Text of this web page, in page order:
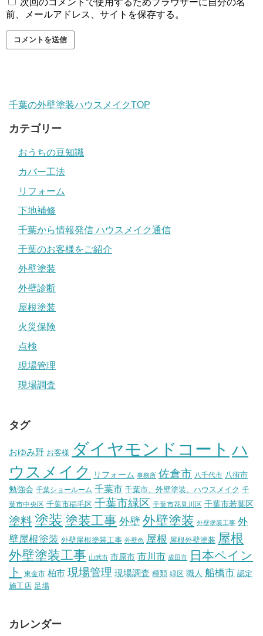
次回のコメントで使用するためブラウザーに自分の名
前、メールアドレス、サイトを保存する。
千葉の外壁塗装ハウスメイクTOP
カテゴリー
おうちの豆知識
カバー工法
リフォーム
下地補修
千葉から情報発信 ハウスメイク通信
千葉のお客様をご紹介
外壁塗装
外壁診断
屋根塗装
火災保険
点検
現場管理
現場調査
タグ
おゆみ野 お客様 ダイヤモンドコート ハ
ウスメイク
リフォーム 事務所 佐倉市 八千代市 八街市
勉強会 千葉ショールーム 千葉市 千葉市、外壁塗装、ハウスメイク 千
葉市中央区 千葉市稲毛区 千葉市緑区 千葉市花見川区 千葉市若葉区
塗料塗装 塗装工事 外壁 外壁塗装 外壁塗装工事 外
壁屋根塗装 外壁屋根塗装工事 外壁色 屋根 屋根外壁塗装 屋根
外壁塗装工事 山武市 市原市 市川市 成田市
日本ペイン
ト
東金市 柏市 現場管理 現場調査 種類 緑区 職人 船橋市 認定
施工店 足場
カレンダー